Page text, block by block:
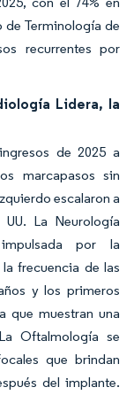
Terminología de
recurrentes por
Lidera, la
de 2025 a
marcapasos sin
escalaron a
La Neurología
por la
frecuencia de las
y los primeros
que muestran una
Oftalmología se
que brindan
del implante.